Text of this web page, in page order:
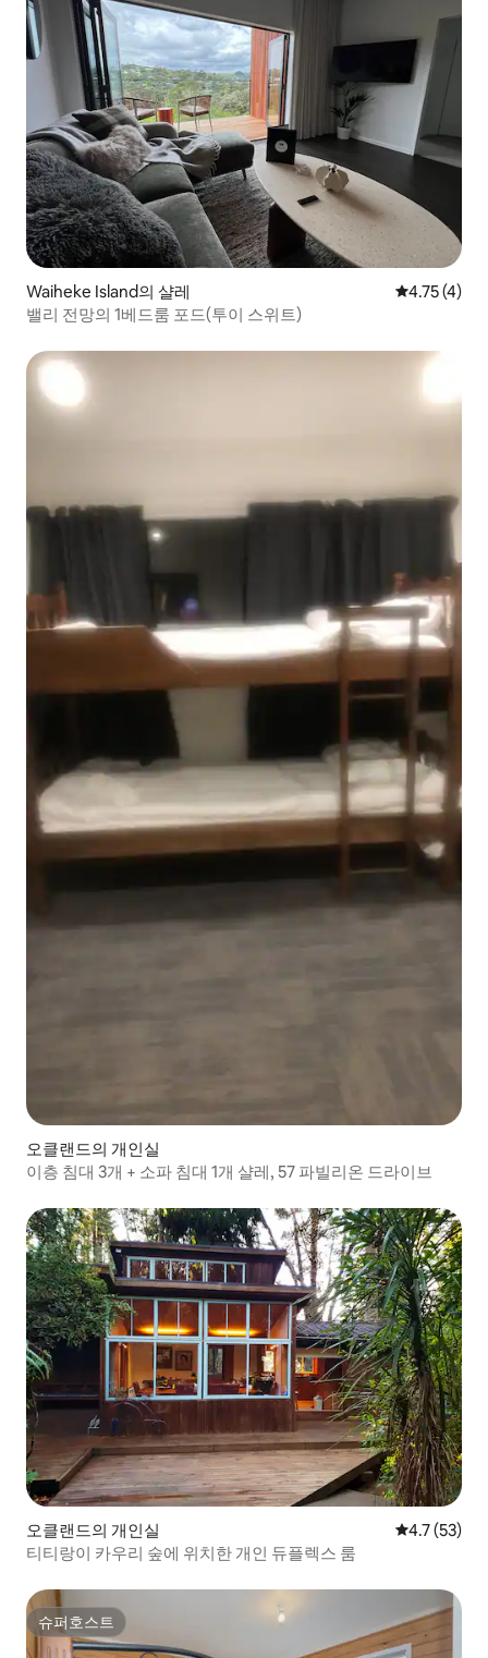
Waiheke Island의 샬레 평점 4.75점
4.75 (4)
밸리 전망의 1베드룸 포드(투이 스위트)
오클랜드의 개인실
이층 침대 3개 + 소파 침대 1개 샬레, 57 파빌리온 드라이브
오클랜드의 개인실 평점 4.7점
4.7 (53)
티티랑이 카우리 숲에 위치한 개인 듀플렉스 룸
슈퍼호스트
슈퍼호스트